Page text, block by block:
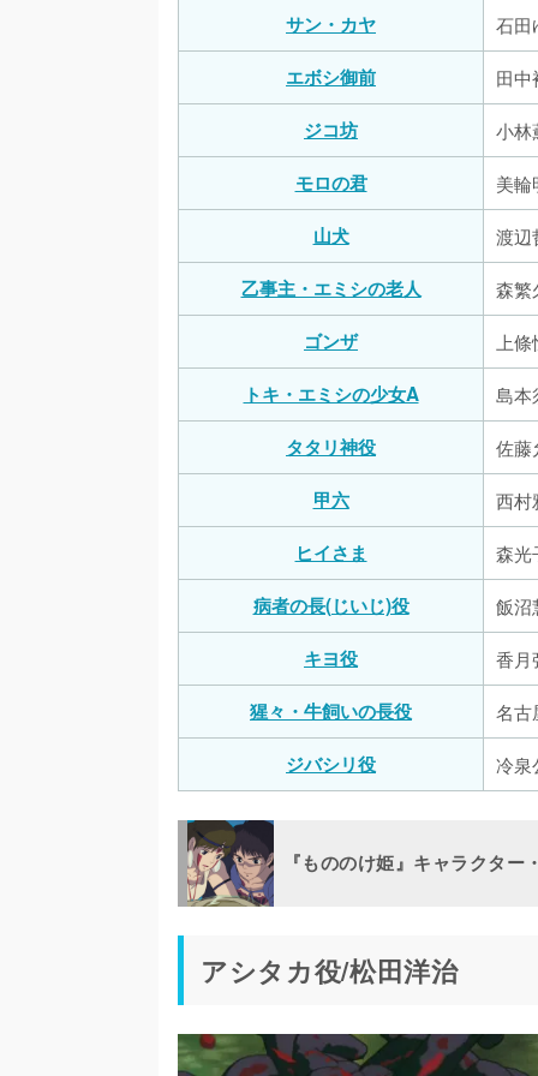
サン・カヤ
石田
エボシ御前
田中
ジコ坊
小林
モロの君
美輪
山犬
渡辺
乙事主・エミシの老人
森繁
ゴンザ
上
トキ・エミシの少女A
島本
タタリ神役
佐藤
甲六
西村
ヒイさま
森光
病者の長(じいじ)役
飯沼
キヨ役
香月
猩々・牛飼いの長役
名古
ジバシリ役
冷泉
『もののけ姫』キャラクタ
アシタカ役/松田洋治